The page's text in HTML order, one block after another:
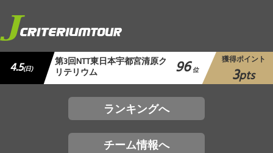
4.5(日) 第3回NTT東日本宇都宮清原ク
リテリウム 96 位
獲得ポイント
3pts
ランキングへ
チーム情報へ